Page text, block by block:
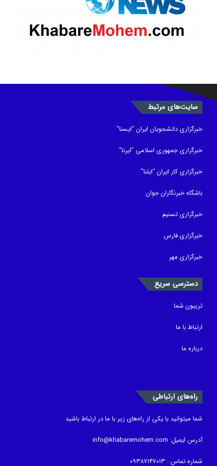
سایت‌های مرتبط
خبرگزاری دانشجویان ایران “ایسنا”
خبرگزاری جمهوری اسلامی “ایرنا”
خبرگزاری کار ایران “ایلنا”
باشگاه خبرنگاران جوان
خبرگزاری تسنیم
خبرگزاری فارس
خبرگزاری مهر
دسترسی سریع
تریبون شما
ارتباط با ما
درباره ما
راه‌های ارتباطی
شما میتوانید با یکی از راه‌های زیر با ما در ارتباط باشید
آدرس ایمیل: info@khabaremohem.com
شماره تماس : ۰۹۳۸۷۱۴۷۰۱۳